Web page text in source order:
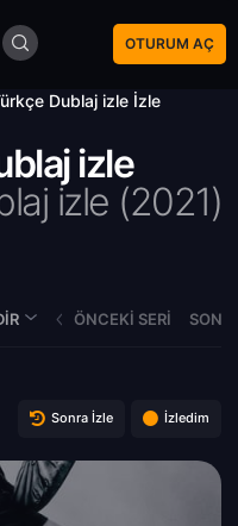
OTURUM AÇ
Dublaj izle İzle
izle
izle (2021)
ÖNCEKI SERI
Sonra İzle İzledim